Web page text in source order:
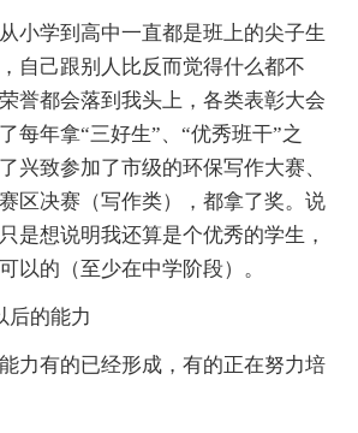
小学到高中一直都是班上的尖子生
自己跟别人比反而觉得什么都不
誉都会落到我头上，各类表彰大会
每年拿“三好生”、“优秀班干”之
兴致参加了市级的环保写作大赛、
区决赛（写作类），都拿了奖。说
是想说明我还算是个优秀的学生，
以的（至少在中学阶段）。
后的能力
力有的已经形成，有的正在努力培